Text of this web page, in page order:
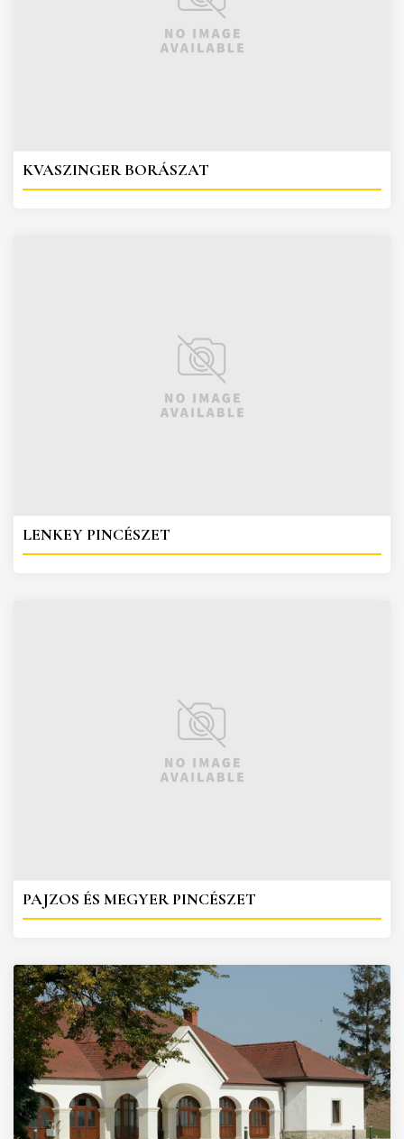
KVASZINGER BORÁSZAT
LENKEY PINCÉSZET
PAJZOS ÉS MEGYER PINCÉSZET